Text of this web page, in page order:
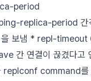
period
replica-period 간
보냄 * repl-timeout
간 연결이 끊겼다고
replconf command를